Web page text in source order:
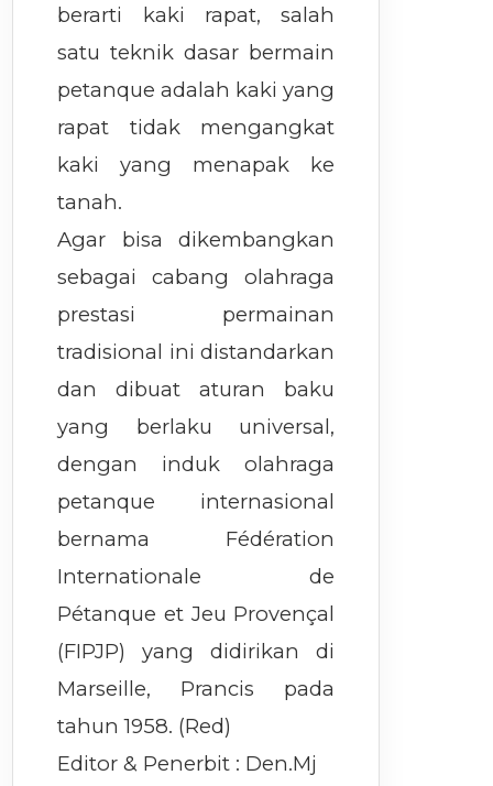
berarti kaki rapat, salah
satu teknik dasar bermain
petanque adalah kaki yang
rapat tidak mengangkat
kaki yang menapak ke
tanah.
Agar bisa dikembangkan
sebagai cabang olahraga
prestasi permainan
tradisional ini distandarkan
dan dibuat aturan baku
yang berlaku universal,
dengan induk olahraga
petanque internasional
bernama Fédération
Internationale de
Pétanque et Jeu Provençal
(FIPJP) yang didirikan di
Marseille, Prancis pada
tahun 1958. (Red)
Editor & Penerbit : Den.Mj